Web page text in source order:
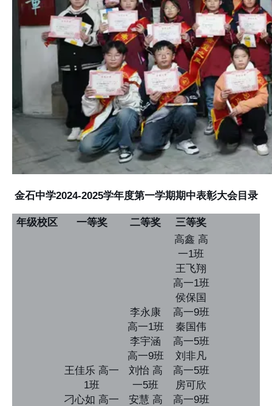
金石中学2024-2025学年度第一学期期中表彰大会目录
年级校区 一等奖 二等奖 三等奖
王佳乐 高一
1班
刁心如 高一
李永康
高一1班
李宇涵
高一9班
刘怡 高
一5班
安慧 高
高鑫 高
一1班
王飞翔
高一1班
侯保国
高一9班
秦国伟
高一5班
刘非凡
高一5班
房可欣
高一9班